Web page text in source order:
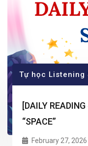
Tự học Listening
[DAILY
“SPACE”
February 27, 2026